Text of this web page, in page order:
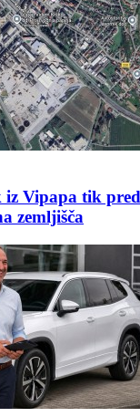
Vipapa tik pred
zemljišča